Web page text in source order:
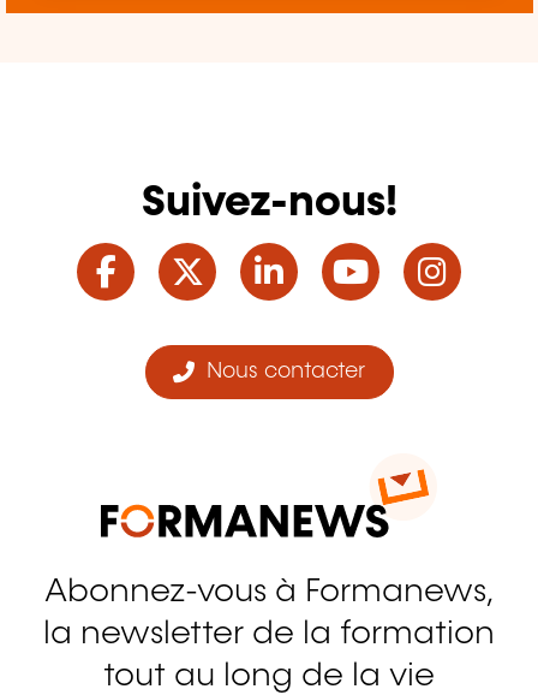
Suivez-nous!
Facebook
TwitterLinkedInYouTube
Nous contacter
Abonnez-vous à Formanews,
la newsletter de la formation
tout au long de la vie